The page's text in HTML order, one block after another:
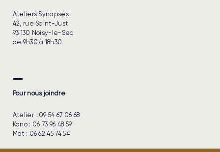
Ateliers Synapses
42, rue Saint-Just
93 130 Noisy-le-Sec
de 9h30 à 18h30
Pour nous joindre
Atelier : 09 54 67 06 68
Kano : 06 73 96 48 59
Mat : 06 62 45 74 54